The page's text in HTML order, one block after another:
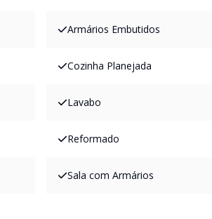
Armários Embutidos
Cozinha Planejada
Lavabo
Reformado
Sala com Armários